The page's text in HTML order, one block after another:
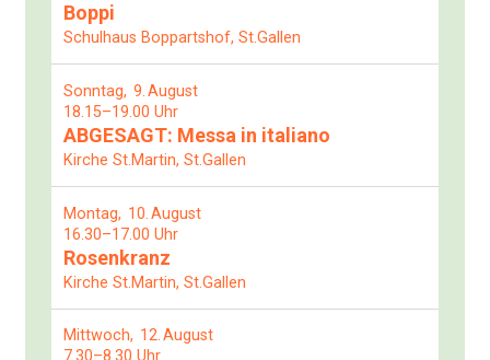
Boppi
Schulhaus Boppartshof, St.Gallen
Sonntag 9 August
18.15–19.00 Uhr
ABGESAGT: Messa in italiano
Kirche St.Martin, St.Gallen
Montag 10 August
16.30–17.00 Uhr
Rosenkranz
Kirche St.Martin, St.Gallen
Mittwoch 12 August